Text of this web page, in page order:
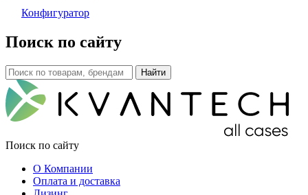
Конфигуратор
Поиск по сайту
Поиск по сайту
О Компании
Оплата и доставка